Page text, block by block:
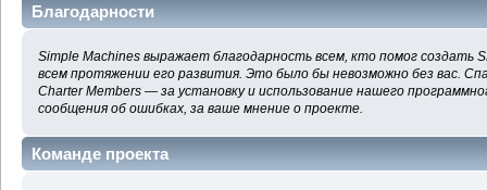
Благодарности
Simple Machines выражает благодарность всем, кто помог создать
всем протяжении его развития. Это было бы невозможно без вас.
Charter Members — за установку и использование нашего
сообщения об ошибках, за ваше мнение о проекте.
Команде проекта